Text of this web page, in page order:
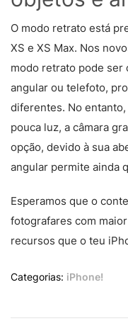
O modo retrato está
XS e XS Max. Nos
modo retrato pode ser
angular ou telefoto,
diferentes. No
pouca luz, a câmara
opção, devido à sua
angular permite ainda
Esperamos que o
fotografares com
recursos que o teu
Categorias: iPhone!